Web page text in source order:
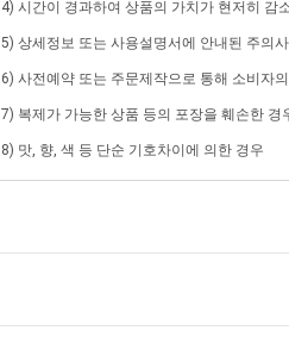
4) 시간이 경과하여 상품의 가치가 현저히 감
5) 상세정보 또는 사용설명서에 안내된 주의
6) 사전예약 또는 주문제작으로 통해 소비자
7) 복제가 가능한 상품 등의 포장을 훼손한 경
8) 맛, 향, 색 등 단순 기호차이에 의한 경우